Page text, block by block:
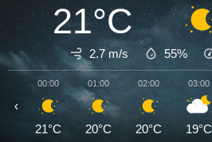
21°C
2.7 m/s 55%
00:00
21°C
01:00
20°C
02:00
20°C
03:00
19°C
‹